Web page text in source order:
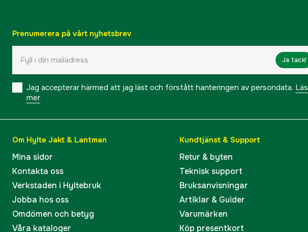
Prenumerera på vårt nyhetsbrev
Ja tack!
Jag accepterar härmed att jag läst och förstått hanteringen av persondata. Läs
mer
Om Hylte Jakt & Lantman
Mina sidor
Kontakta oss
Verkstaden i Hyltebruk
Jobba hos oss
Omdömen och betyg
Våra kataloger
Kundtjänst & Support
Retur & byten
Teknisk support
Bruksanvisningar
Artiklar & Guider
Varumärken
Köp presentkort